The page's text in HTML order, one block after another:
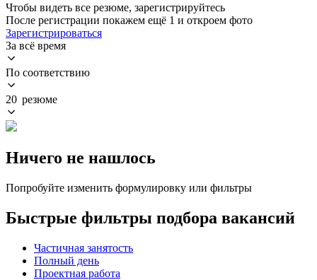
Чтобы видеть все резюме, зарегистрируйтесь
После регистрации покажем ещё 1 и откроем фото
Зарегистрироваться
За всё время
По соответствию
20 резюме
Ничего не нашлось
Попробуйте изменить формулировку или фильтры
Быстрые фильтры подбора вакансий
Частичная занятость
Полный день
Проектная работа